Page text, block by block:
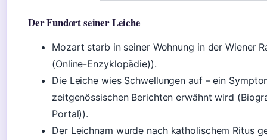
Der Fundort seiner Leiche
Mozart starb in seiner Wohnung in der Wiener
(Online-Enzyklopädie)).
Die Leiche wies Schwellungen auf – ein
zeitgenössischen Berichten erwähnt wird
Portal)).
Der Leichnam wurde nach katholischem Ritus